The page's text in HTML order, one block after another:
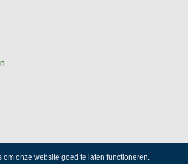
om onze website goed te laten functioneren.